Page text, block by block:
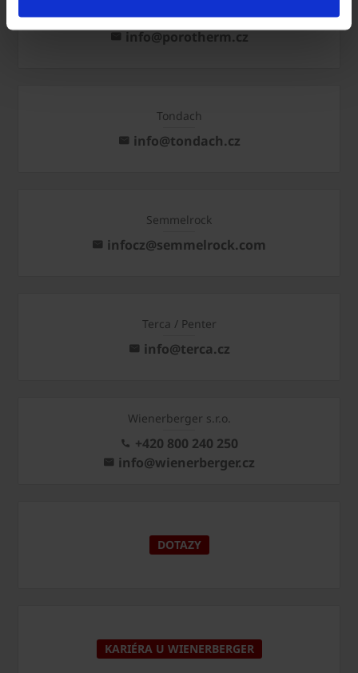
info@porotherm.cz
Tondach
info@tondach.cz
Semmelrock
infocz@semmelrock.com
Terca / Penter
info@terca.cz
Wienerberger s.r.o.
+420 800 240 250
info@wienerberger.cz
DOTAZY
KARIÉRA U WIENERBERGER